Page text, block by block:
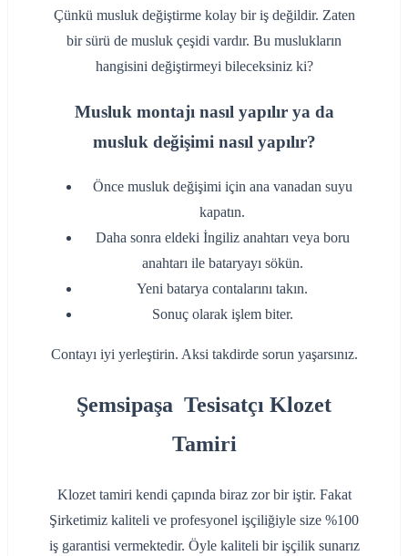
Çünkü musluk değiştirme kolay bir iş değildir. Zaten
bir sürü de musluk çeşidi vardır. Bu muslukların
hangisini değiştirmeyi bileceksiniz ki?
Musluk montajı nasıl yapılır ya da
musluk değişimi nasıl yapılır?
‌Önce musluk değişimi için ana vanadan suyu
kapatın.
‌Daha sonra eldeki İngiliz anahtarı veya boru
anahtarı ile bataryayı sökün.
‌Yeni batarya contalarını takın.
‌Sonuç olarak işlem biter.
‌Contayı iyi yerleştirin. Aksi takdirde sorun yaşarsınız.
Şemsipaşa Tesisatçı Klozet
Tamiri
Klozet tamiri kendi çapında biraz zor bir iştir. Fakat
Şirketimiz kaliteli ve profesyonel işçiliğiyle size %100
iş garantisi vermektedir. Öyle kaliteli bir işçilik sunarız